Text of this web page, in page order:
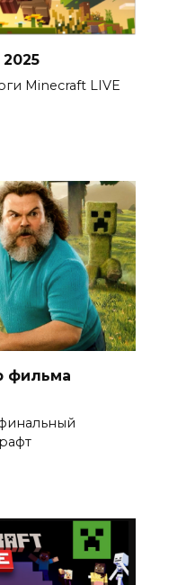
Minecraft LIVE
фильма